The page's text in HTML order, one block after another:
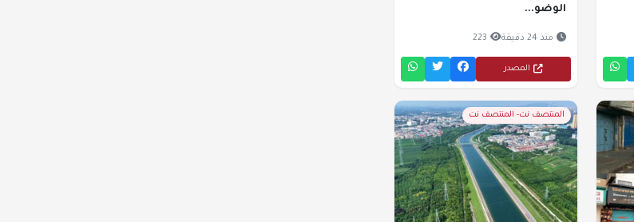
الوضو...
منذ 24 دقيقة 223
المصدر
المنتصف نت- المنتصف نت